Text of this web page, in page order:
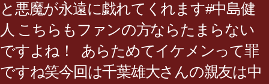
と悪魔が永遠に戯れてくれます#中島健
人 こちらもファンの方ならたまらない
ですよね！ あらためてイケメンって罪
ですね笑今回は千葉雄大さんの親友は中